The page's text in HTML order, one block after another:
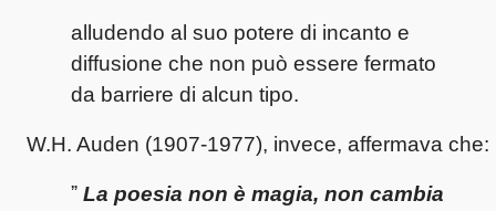
alludendo al suo potere di incanto e
diffusione che non può essere fermato
da barriere di alcun tipo.
W.H. Auden (1907-1977), invece, affermava che:
ˮ La poesia non è magia, non cambia